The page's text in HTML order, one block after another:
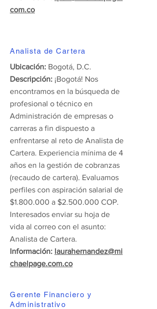
com.co
Analista de Cartera
Ubicación: Bogotá, D.C.
Descripción: ¡Bogotá! Nos
encontramos en la búsqueda de
profesional o técnico en
Administración de empresas o
carreras a fin dispuesto a
enfrentarse al reto de Analista de
Cartera. Experiencia mínima de 4
años en la gestión de cobranzas
(recaudo de cartera). Evaluamos
perfiles con aspiración salarial de
$1.800.000 a $2.500.000 COP.
Interesados enviar su hoja de
vida al correo con el asunto:
Analista de Cartera.
Información: laurahernandez@mi
chaelpage.com.co
Gerente Financiero y
Administrativo